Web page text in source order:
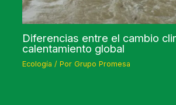
Diferencias entre el cambio
calentamiento global
Ecología / Por Grupo Promesa